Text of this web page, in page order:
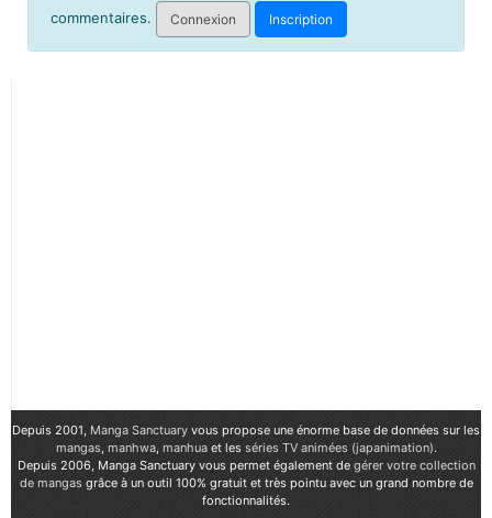
commentaires.
Connexion Inscription
Depuis 2001, Manga Sanctuary vous propose une énorme base de données sur les
mangas, manhwa, manhuaet les séries TV animées (japanimation).
Depuis 2006, Manga Sanctuary vous permet également de gérer votre collection
de mangasgrâce à un outil 100% gratuit et très pointu avec un grand nombre de
fonctionnalités.